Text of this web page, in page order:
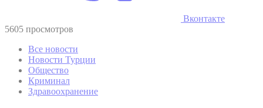
Вконтакте
5605 просмотров
Все новости
Новости Турции
Общество
Криминал
Здравоохранение